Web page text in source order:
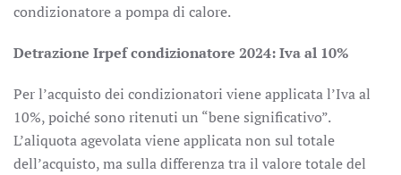
condizionatore a pompa di calore.
Detrazione Irpef condizionatore 2024: Iva al 10%
Per l’acquisto dei condizionatori viene applicata l’Iva al
10%, poiché sono ritenuti un “bene significativo”.
L’aliquota agevolata viene applicata non sul totale
dell’acquisto, ma sulla differenza tra il valore totale del